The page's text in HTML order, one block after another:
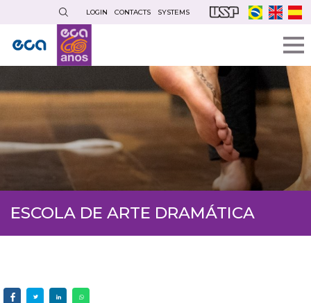
main
content
LOGIN CONTACTS SYSTEMS
ESCOLA DE ARTE DRAMÁTICA